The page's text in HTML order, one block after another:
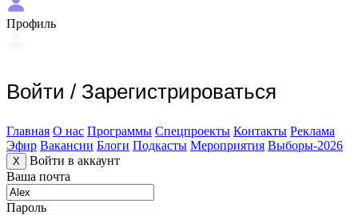
Профиль
Войти / Зарегистрироваться
Главная О нас Программы Спецпроекты Контакты Реклама
Эфир Вакансии Блоги Подкасты Мероприятия Выборы-2026
X
Войти в аккаунт
Ваша почта
Пароль